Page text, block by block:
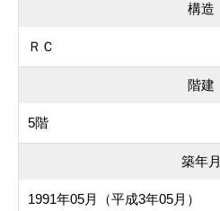
構造
ＲＣ
階建
5階
築年月
1991年05月（平成3年05月）